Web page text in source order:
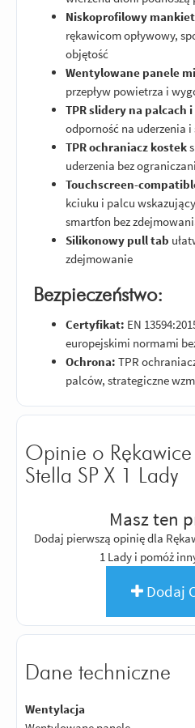
Niskoprofilowy
rękawicom opływowy,
objętość
Wentylowane panele
przepływ powietrza i
TPR slidery na palcach i
odporność na uderzenia i
TPR ochraniacz kostek
uderzenia bez
Touchscreen-
kciuku i palcu
smartfon bez
Silikonowy pull tab
zdejmowanie
Bezpieczeństwo:
Certyfikat: EN
europejskimi normami
Ochrona: TPR
palców, strategiczne
Opinie o Rękawice
Stella SP X 1 Lady
Masz ten
Dodaj pierwszą opinię dla
1 Lady i pomóż
Dodaj
Dane techniczne
Wentylacja